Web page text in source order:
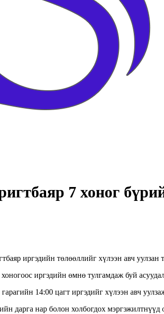
7 хоног
иргэдийн төлөөллийг хүлээн авч
хоногоос иргэдийн өмнө тулгамдаж буй
14:00 цагт иргэдийг хүлээн авч
дарга нар болон холбогдох мэргэжилтнүүд